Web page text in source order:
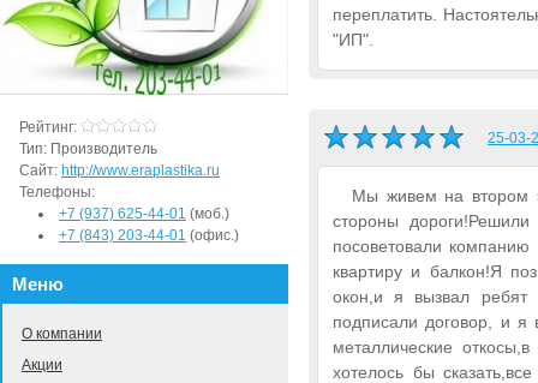
переплатить.
"ИП".
25-03-
Мы живем на втором
стороны
посоветовали
квартиру и балкон!Я
окон,и я вызвал
подписали договор, и
металлические
хотелось бы
Рейтинг:
Тип: Производитель
Сайт: http://www.eraplastika.ru
Телефоны:
+7 (937) 625-44-01 (моб.)
+7 (843) 203-44-01 (офис.)
Меню
О компании
Акции